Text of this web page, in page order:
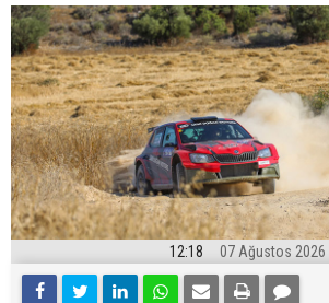
12:18 07 Ağustos 2026